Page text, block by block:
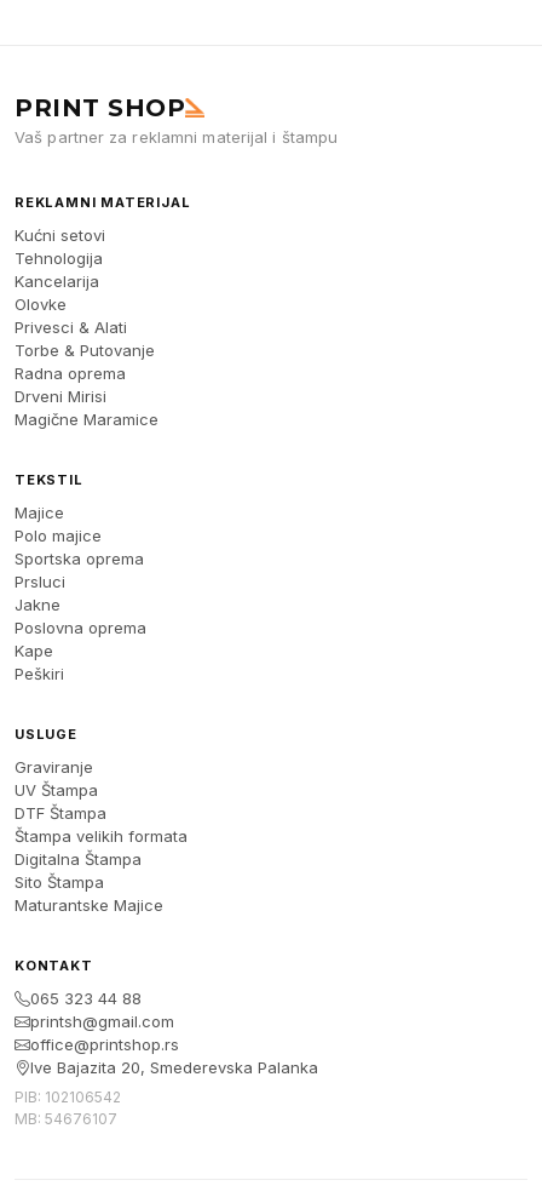
PRINT SHOP
Vaš partner za reklamni materijal i štampu
REKLAMNI MATERIJAL
Kućni setovi
Tehnologija
Kancelarija
Olovke
Privesci & Alati
Torbe & Putovanje
Radna oprema
Drveni Mirisi
Magične Maramice
TEKSTIL
Majice
Polo majice
Sportska oprema
Prsluci
Jakne
Poslovna oprema
Kape
Peškiri
USLUGE
Graviranje
UV Štampa
DTF Štampa
Štampa velikih formata
Digitalna Štampa
Sito Štampa
Maturantske Majice
KONTAKT
065 323 44 88
printsh@gmail.com
office@printshop.rs
Ive Bajazita 20, Smederevska Palanka
PIB: 102106542
MB: 54676107